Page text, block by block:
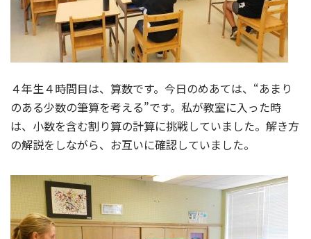
４年生４時間目は、算数です。今日のめあては、“あまり
のある少数の筆算を考える”です。私が教室に入った時
は、小数を含む割り算の計算に挑戦していました。解き方
の解説をしながら、お互いに確認していました。